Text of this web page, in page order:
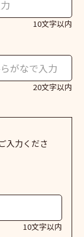
10文字以内
20文字以内
入力くださ
10文字以内